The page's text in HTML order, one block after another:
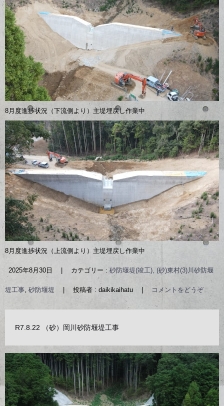
8月度進捗状況（下流側より）主堤埋戻し作業中
8月度進捗状況（上流側より）主堤埋戻し作業中
2025年8月30日 カテゴリー : 砂防堰堤(竣工), (砂)東村(3)川砂防堰
堤工事 砂防堰堤 投稿者 : daikikaihatu コメントをどうぞ
R7.8.22 （砂）岡川砂防堰堤工事